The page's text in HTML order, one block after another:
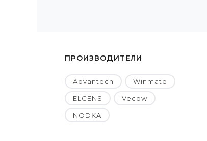
ПРОИЗВОДИТЕЛИ
Advantech Winmate
ELGENS Vecow
NODKA